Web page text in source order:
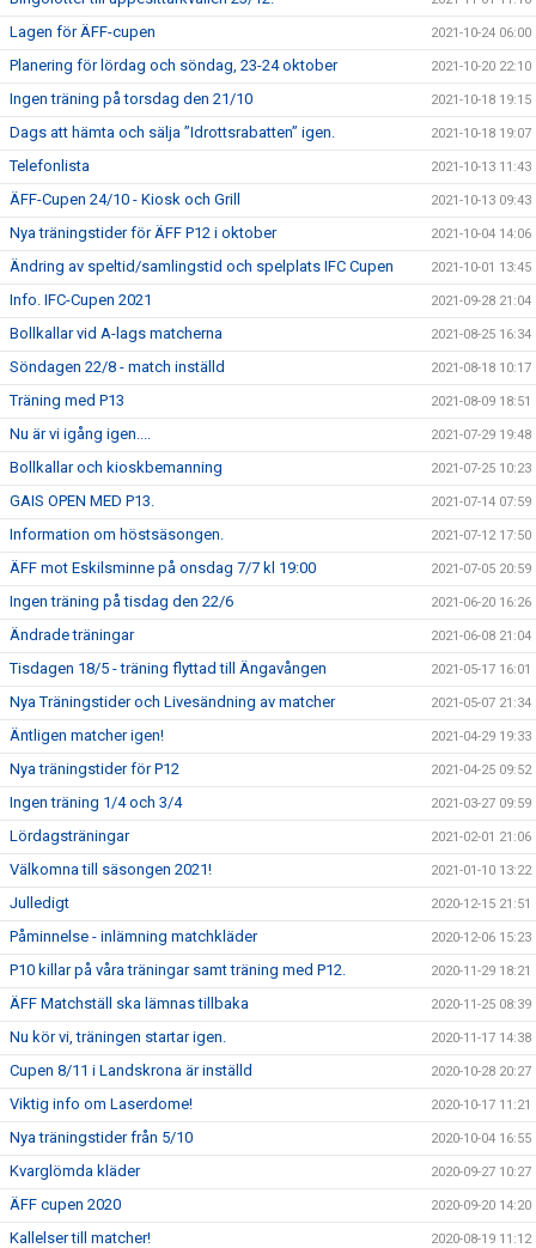
Lagen för ÄFF-cupen 2021-10-24 06:00
Planering för lördag och söndag, 23-24 oktober 2021-10-20 22:10
Ingen träning på torsdag den 21/10 2021-10-18 19:15
Dags att hämta och sälja ”Idrottsrabatten” igen. 2021-10-18 19:07
Telefonlista 2021-10-13 11:43
ÄFF-Cupen 24/10 - Kiosk och Grill 2021-10-13 09:43
Nya träningstider för ÄFF P12 i oktober 2021-10-04 14:06
Ändring av speltid/samlingstid och spelplats IFC Cupen 2021-10-01 13:45
Info. IFC-Cupen 2021 2021-09-28 21:04
Bollkallar vid A-lags matcherna 2021-08-25 16:34
Söndagen 22/8 - match inställd 2021-08-18 10:17
Träning med P13 2021-08-09 18:51
Nu är vi igång igen.... 2021-07-29 19:48
Bollkallar och kioskbemanning 2021-07-25 10:23
GAIS OPEN MED P13. 2021-07-14 07:59
Information om höstsäsongen. 2021-07-12 17:50
ÄFF mot Eskilsminne på onsdag 7/7 kl 19:00 2021-07-05 20:59
Ingen träning på tisdag den 22/6 2021-06-20 16:26
Ändrade träningar 2021-06-08 21:04
Tisdagen 18/5 - träning flyttad till Ängavången 2021-05-17 16:01
Nya Träningstider och Livesändning av matcher 2021-05-07 21:34
Äntligen matcher igen! 2021-04-29 19:33
Nya träningstider för P12 2021-04-25 09:52
Ingen träning 1/4 och 3/4 2021-03-27 09:59
Lördagsträningar 2021-02-01 21:06
Välkomna till säsongen 2021! 2021-01-10 13:22
Julledigt 2020-12-15 21:51
Påminnelse - inlämning matchkläder 2020-12-06 15:23
P10 killar på våra träningar samt träning med P12. 2020-11-29 18:21
ÄFF Matchställ ska lämnas tillbaka 2020-11-25 08:39
Nu kör vi, träningen startar igen. 2020-11-17 14:38
Cupen 8/11 i Landskrona är inställd 2020-10-28 20:27
Viktig info om Laserdome! 2020-10-17 11:21
Nya träningstider från 5/10 2020-10-04 16:55
Kvarglömda kläder 2020-09-27 10:27
ÄFF cupen 2020 2020-09-20 14:20
Kallelser till matcher! 2020-08-19 11:12